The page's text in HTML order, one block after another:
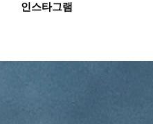
인스타그램